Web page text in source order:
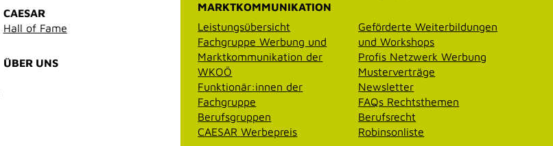
CAESAR
Hall of Fame
ÜBER UNS
MARKTKOMMUNIKATION
Leistungsübersicht
Fachgruppe Werbung und
Marktkommunikation der
WKOÖ
Funktionär:innen der
Fachgruppe
Berufsgruppen
CAESAR Werbepreis
Geförderte Weiterbildungen
und Workshops
Profis Netzwerk Werbung
Musterverträge
Newsletter
FAQs Rechtsthemen
Berufsrecht
Robinsonliste